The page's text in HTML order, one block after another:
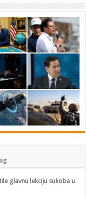
glavnu lekciju sukoba u